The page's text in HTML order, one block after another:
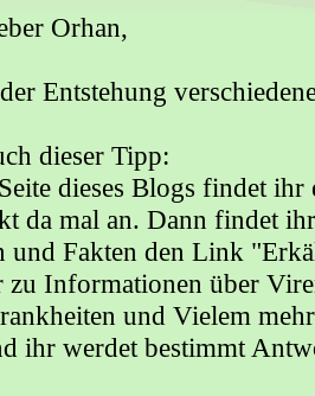
Orhan,
Entstehung
dieser Tipp:
dieses Blogs findet
da mal an. Dann findet
und Fakten den Link
zu Informationen über
und Vielem
ihr werdet bestimmt